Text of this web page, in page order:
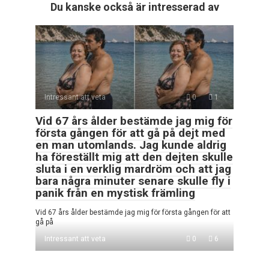
Du kanske också är intresserad av
Intressant att veta 0 1
Vid 67 års ålder bestämde jag mig för
första gången för att gå på dejt med
en man utomlands. Jag kunde aldrig
ha föreställt mig att den dejten skulle
sluta i en verklig mardröm och att jag
bara några minuter senare skulle fly i
panik från en mystisk främling
Vid 67 års ålder bestämde jag mig för första gången för att
gå på
Intressant att veta
0 6